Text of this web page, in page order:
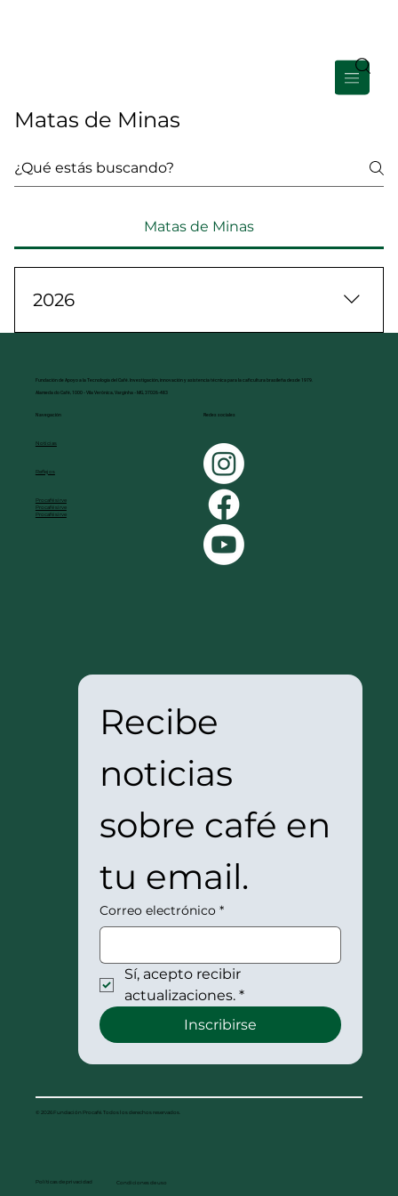
Matas de Minas
Matas de Minas
2026
Fundación de Apoyo a la Tecnología del Café. Investigación, innovación y asistencia técnica para la caficultura brasileña desde 1979.
Alameda do Café, 1000 - Vila Verônica, Varginha - MG, 37026-483
Navegación
Noticias
Reflejos
Procafé sirve
Procafé sirve
Procafé sirve
Redes sociales
Recibe
noticias
sobre café en
tu email.
Correo electrónico *
Sí, acepto recibir
actualizaciones. *
Inscribirse
© 2026 Fundación Procafé. Todos los derechos reservados.
Políticas de privacidad Condiciones de uso